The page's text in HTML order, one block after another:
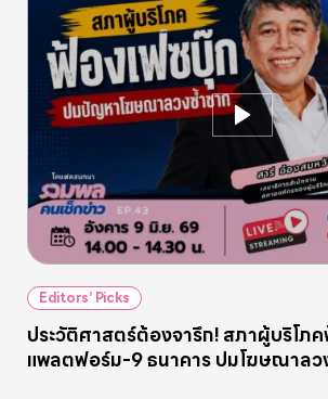
Editors’ Picks
ประวัติศาสตร์ต้องจารึก! สภาผู้บริโภ
แพลตฟอร์ม-9 ธนาคาร ปมโฆษณาล